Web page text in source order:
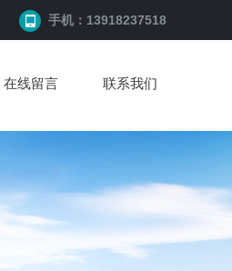
手机：13918237518
在线留言 联系我们